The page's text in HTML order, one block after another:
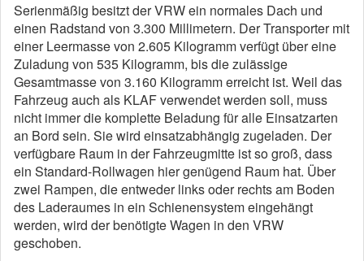
Serienmäßig besitzt der VRW ein normales Dach und
einen Radstand von 3.300 Millimetern. Der Transporter mit
einer Leermasse von 2.605 Kilogramm verfügt über eine
Zuladung von 535 Kilogramm, bis die zulässige
Gesamtmasse von 3.160 Kilogramm erreicht ist. Weil das
Fahrzeug auch als KLAF verwendet werden soll, muss
nicht immer die komplette Beladung für alle Einsatzarten
an Bord sein. Sie wird einsatzabhängig zugeladen. Der
verfügbare Raum in der Fahrzeugmitte ist so groß, dass
ein Standard-Rollwagen hier genügend Raum hat. Über
zwei Rampen, die entweder links oder rechts am Boden
des Laderaumes in ein Schienensystem eingehängt
werden, wird der benötigte Wagen in den VRW
geschoben.